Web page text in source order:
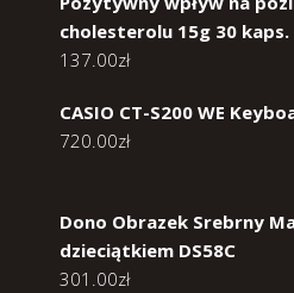
cholesterolu 15g 30 kaps.
137.00zł
CASIO CT-S200 WE
720.00zł
Dono Obrazek Srebrny
dzieciątkiem DS58C
301.00zł